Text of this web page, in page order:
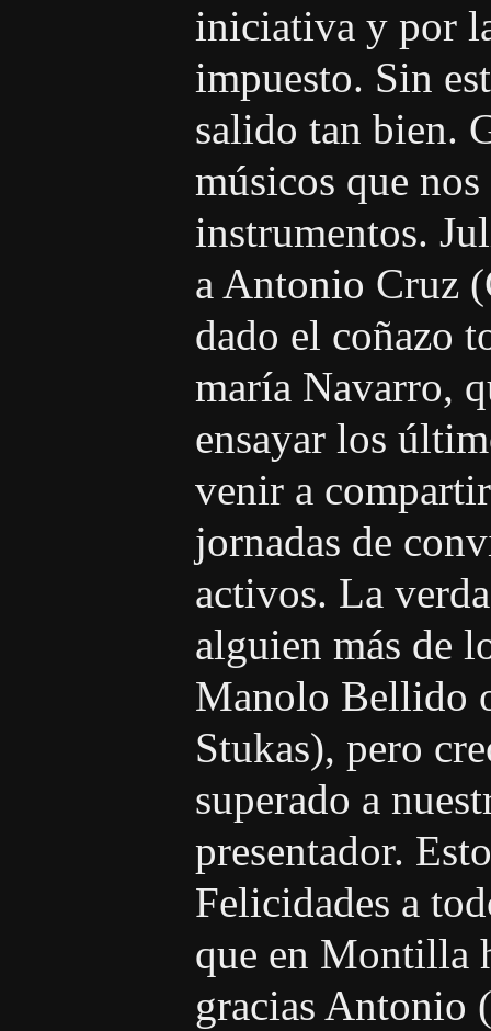
iniciativa y por
impuesto. Sin
salido tan bien.
músicos que nos
instrumentos.
a Antonio Cruz
dado el coñazo
maría Navarro,
ensayar los
venir a
jornadas de
activos. La
alguien más de
Manolo Bellido
Stukas), pero
superado a
presentador.
Felicidades a
que en Montilla
gracias Antonio